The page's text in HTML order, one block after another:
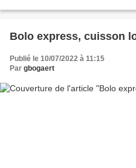
Bolo express, cuisson
Publié le 10/07/2022 à 11:15
Par gbogaert